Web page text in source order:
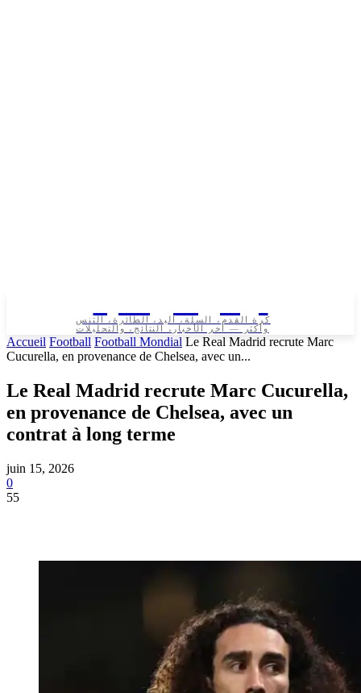
كرة القدم، السلة، اليد، الطائرة، التنس
وأكثر — آخر الأخبار، النتائج، والتحليلات
Accueil Football Football Mondial Le Real Madrid recrute Marc
Cucurella, en provenance de Chelsea, avec un...
Le Real Madrid recrute Marc Cucurella,
en provenance de Chelsea, avec un
contrat à long terme
juin 15, 2026
0
55